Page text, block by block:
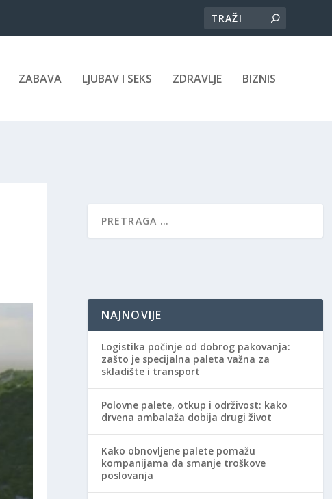
ZABAVA LJUBAV I SEKS ZDRAVLJE BIZNIS
NAJNOVIJE
Logistika počinje od dobrog pakovanja:
zašto je specijalna paleta važna za
skladište i transport
Polovne palete, otkup i održivost: kako
drvena ambalaža dobija drugi život
Kako obnovljene palete pomažu
kompanijama da smanje troškove
poslovanja